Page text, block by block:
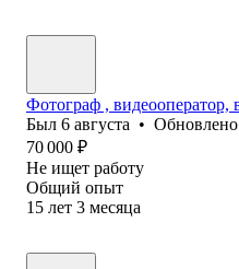
Фотограф , видеооператор,
Был 6 августа • Обновлено
70 000 ₽
Не ищет работу
Общий опыт
15 лет 3 месяца